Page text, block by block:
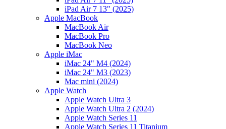
iPad Air 7 13" (2025)
Apple MacBook
MacBook Air
MacBook Pro
MacBook Neo
Apple iMac
iMac 24" M4 (2024)
iMac 24" M3 (2023)
Mac mini (2024)
Apple Watch
Apple Watch Ultra 3
Apple Watch Ultra 2 (2024)
Apple Watch Series 11
Apple Watch Series 11 Titanium